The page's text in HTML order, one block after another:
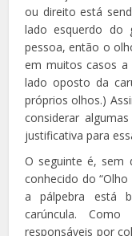
ou direito está
lado esquerdo do
pessoa, então o
em muitos casos a
lado oposto da
próprios olhos.)
considerar
justificativa para
O seguinte é, sem
conhecido do “Olho
a pálpebra está
carúncula.
responsáveis por